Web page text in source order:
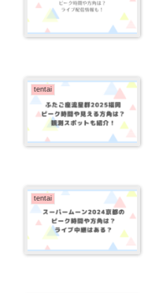
tentai
tentai